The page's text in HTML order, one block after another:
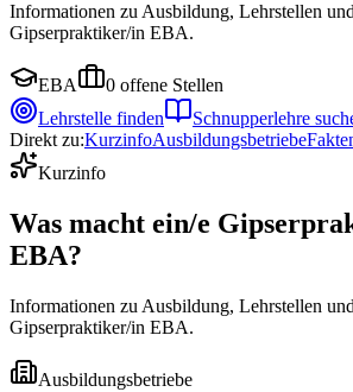
Informationen zu Ausbildung, Lehrstellen
Gipserpraktiker/in EBA.
EBA 0 offene Stellen
Lehrstelle finden
Schnupperlehre
Direkt zu:KurzinfoAusbildungsbetriebe
Kurzinfo
Was macht ein/e
EBA?
Informationen zu Ausbildung, Lehrstellen
Gipserpraktiker/in EBA.
Ausbildungsbetriebe